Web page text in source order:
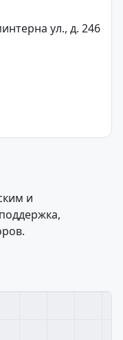
ул., д. 246
и